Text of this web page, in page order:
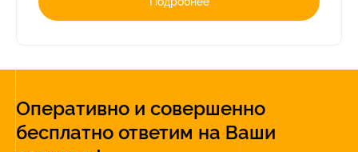
Оперативно и совершенно
бесплатно ответим на Ваши